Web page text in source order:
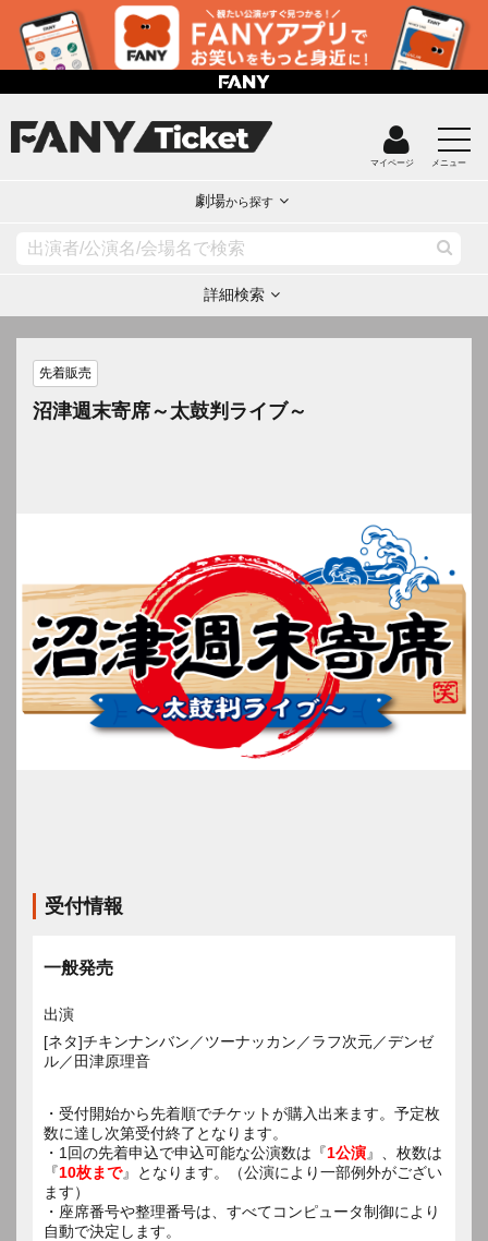
マイページ メニュー
劇場から探す
詳細検索
先着販売
沼津週末寄席～太鼓判ライブ～
受付情報
一般発売
出演
[ネタ]チキンナンバン／ツーナッカン／ラフ次元／デンゼ
ル／田津原理音
・受付開始から先着順でチケットが購入出来ます。予定枚
数に達し次第受付終了となります。
・1回の先着申込で申込可能な公演数は『1公演』、枚数は
『10枚まで』となります。（公演により一部例外がござい
ます）
・座席番号や整理番号は、すべてコンピュータ制御により
自動で決定します。